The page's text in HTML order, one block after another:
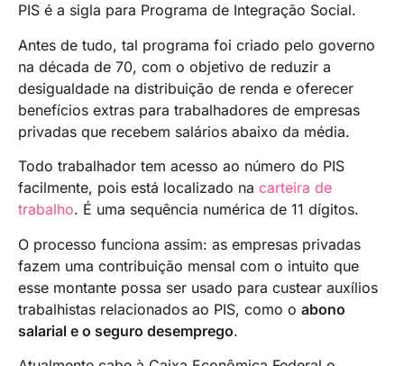
PIS é a sigla para Programa de Integração Social.
Antes de tudo, tal programa foi criado pelo governo
na década de 70, com o objetivo de reduzir a
desigualdade na distribuição de renda e oferecer
benefícios extras para trabalhadores de empresas
privadas que recebem salários abaixo da média.
Todo trabalhador tem acesso ao número do PIS
facilmente, pois está localizado na carteira de
trabalho. É uma sequência numérica de 11 dígitos.
O processo funciona assim: as empresas privadas
fazem uma contribuição mensal com o intuito que
esse montante possa ser usado para custear auxílios
trabalhistas relacionados ao PIS, como o abono
salarial e o seguro desemprego.